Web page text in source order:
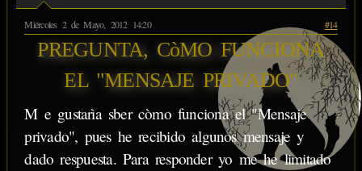
Miércoles 2 de Mayo, 2012 14:20 #14
PREGUNTA, CòMO FUNCIONA
EL "MENSAJE PRIVADO"
M e gustarìa sber còmo funciona el "Mensaje
privado", pues he recibido algunos mensaje y
dado respuesta. Para responder yo me he limitado